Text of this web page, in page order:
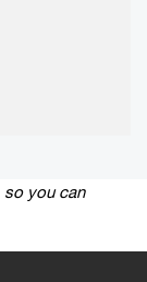
so you can